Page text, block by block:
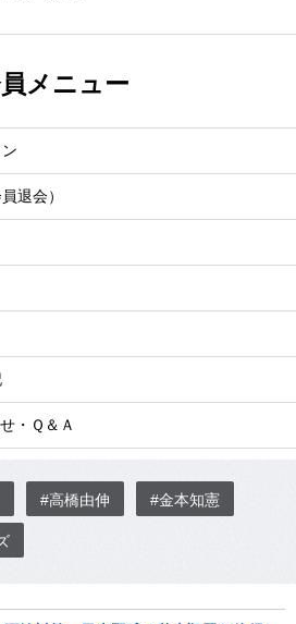
メニュー
退会）
・Ｑ＆Ａ
#高橋由伸 #金本知憲